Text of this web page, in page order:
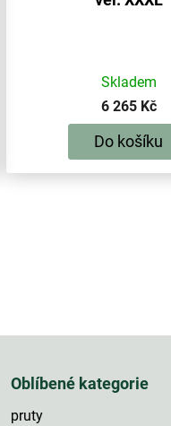
Skladem
6 265 Kč
Do košíku
Oblíbené kategorie
pruty